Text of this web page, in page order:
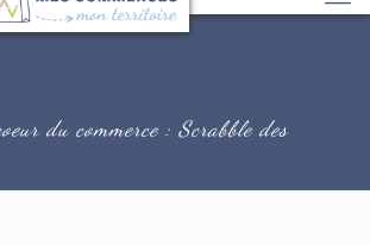
du commerce : Scrabble des